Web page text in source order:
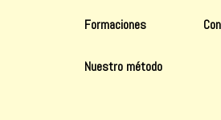
Formaciones
Nuestro método